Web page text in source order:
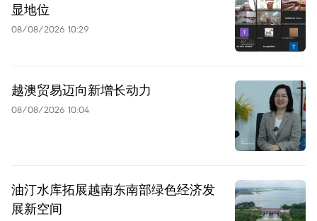
显地位
08/08/2026 10:29
越澳贸易迈向新增长动力
08/08/2026 10:04
油汀水库拓展越南东南部绿色经济发
展新空间